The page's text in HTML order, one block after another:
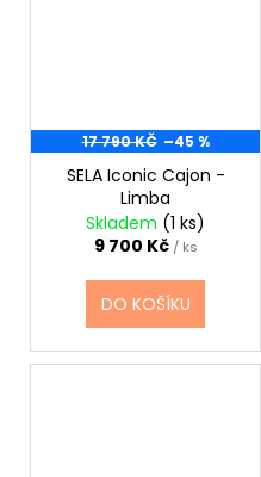
17 790 KČ –45 %
SELA Iconic Cajon -
Limba
Skladem (1 ks)
9 700 Kč / ks
DO KOŠÍKU